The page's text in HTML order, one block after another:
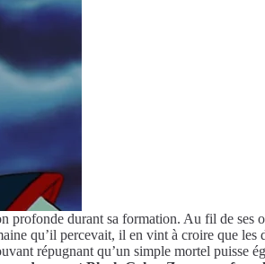
durant sa formation. Au fil de ses
qu’il percevait, il en vint à croire que
répugnant qu’un simple mortel puisse